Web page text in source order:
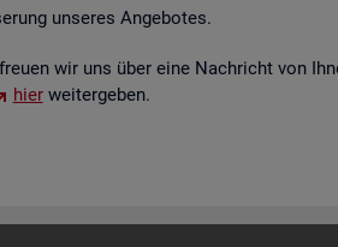
un­se­res An­ge­bo­tes.
wir uns über eine Nach­richt von
hierwei­ter­ge­ben.